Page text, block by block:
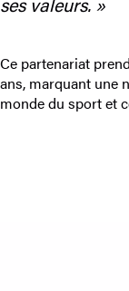
Ce partenariat
ans, marquant une
monde du sport et